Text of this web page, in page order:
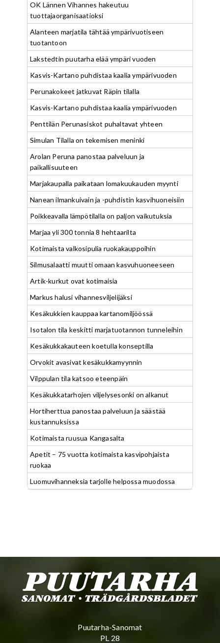
OK Lännen Vihannes hakeutuu
tuottajaorganisaatioksi
Alanteen marjatila tähtää ympärivuotiseen
tuotantoon
Lakstedtin puutarha elää ympäri vuoden
Kasvis-Kartano puhdistaa kaalia ympärivuoden
Perunakokeet jatkuvat Räpin tilalla
Kasvis-Kartano puhdistaa kaalia ympärivuoden
Penttilän Perunasiskot puhaltavat yhteen
Simulan Tilalla on tekemisen meninki
Arolan Peruna panostaa palveluun ja
paikallisuuteen
Marjakaupalla paikataan lomakuukauden myynti
Nanean ilmankuivain ja -puhdistin kasvihuoneisiin
Poikkeavalla lämpötilalla on paljon vaikutuksia
Marjaa yli 300 tonnia 8 hehtaarilta
Kotimaista valkosipulia ruokakauppoihin
Silmusalaatti muutti omaan kasvuhuoneeseen
Artik-kurkut ovat kotimaisia
Markus halusi vihannesviljelijäksi
Kesäkukkien kauppaa kartanomiljöössä
Isotalon tila keskitti marjatuotannon tunneleihin
Kesäkukkakauteen koetulla konseptilla
Orvokit avasivat kesäkukkamyynnin
Vilppulan tila katsoo eteenpäin
Kesäkukkatarhojen viljelysesonki on alkanut
Hortiherttua panostaa palveluun ja säästää
kustannuksissa
Kotimaista ruusua Kangasalta
Apetit – 75 vuotta kotimaista kasvipohjaista
ruokaa
Luomuvihanneksia tarjolle helpossa muodossa
Puutarha-Sanomat
PL 28